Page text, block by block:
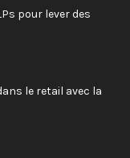
pour lever des
le retail avec la